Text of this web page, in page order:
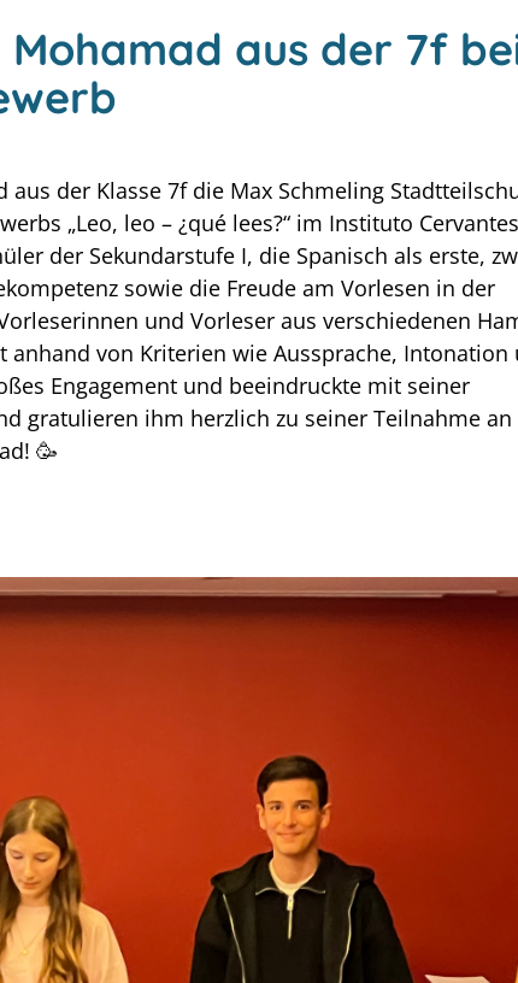
Mohamad aus der 7f
der Klasse 7f die Max Schmeling
„Leo, leo – ¿qué lees?“ im Instituto
der Sekundarstufe I, die Spanisch als erste,
sowie die Freude am Vorlesen in der
und Vorleser aus verschiedenen
von Kriterien wie Aussprache, Intonation
Engagement und beeindruckte mit seiner
gratulieren ihm herzlich zu seiner Teilnahme
🥳